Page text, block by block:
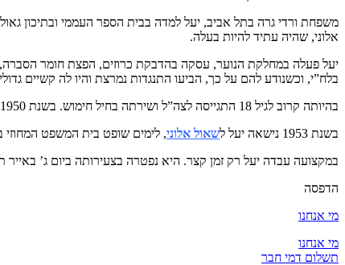
משפחת ורדי גרה בתל אביב, יעל למדה בבית הספר העממי ובתיכון
אלוני, שהיה עתיד להיות בעלה.
יעל פעלה במחלקת הנוער, עסקה בהדבקת כרוזים, הפצת חומר הסברה,
בלח”י, וכשנודע להם על כך, הביעו התנגדות נמרצת והיו לה קשיים
בהיותה קרוב לגיל 18 התגייסה לצה”ל ושירתה בחיל חימוש. בשנת 1950 החלה את לימודיה בפקולטה למשפטים באוניברסיטה העברית בירושלים. קיבלה רשיון עריכת דין בשנת 1957, לאחר התמחותה בפרקליטות בתל אביב.
בשנת 1953 נישאה יעל ל
שאול אלוני, לימים שופט בית המשפט המחוזי בתל אביב.
במקצועה עבדה יעל רק זמן קצר. היא נפטרה בצעירותה ביום ג’ באייר תשכ”ז, 13 במאי 1967, לאחר מחלה קשה וממושכת. הוריה נפטרו אחריה. יעל נטמנה בבית
הדפסה
מי אנחנו
מי אנחנו
תשלום דמי חבר